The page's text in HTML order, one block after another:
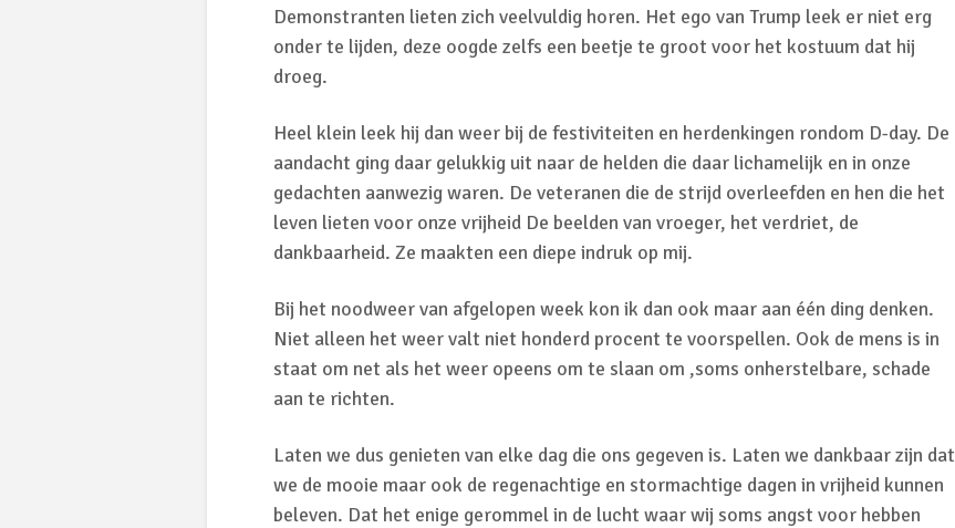
Demonstranten lieten zich veelvuldig horen. Het ego van Trump leek er niet erg
onder te lijden, deze oogde zelfs een beetje te groot voor het kostuum dat hij
droeg.
Heel klein leek hij dan weer bij de festiviteiten en herdenkingen rondom D-day. De
aandacht ging daar gelukkig uit naar de helden die daar lichamelijk en in onze
gedachten aanwezig waren. De veteranen die de strijd overleefden en hen die het
leven lieten voor onze vrijheid De beelden van vroeger, het verdriet, de
dankbaarheid. Ze maakten een diepe indruk op mij.
Bij het noodweer van afgelopen week kon ik dan ook maar aan één ding denken.
Niet alleen het weer valt niet honderd procent te voorspellen. Ook de mens is in
staat om net als het weer opeens om te slaan om ,soms onherstelbare, schade
aan te richten.
Laten we dus genieten van elke dag die ons gegeven is. Laten we dankbaar zijn dat
we de mooie maar ook de regenachtige en stormachtige dagen in vrijheid kunnen
beleven. Dat het enige gerommel in de lucht waar wij soms angst voor hebben